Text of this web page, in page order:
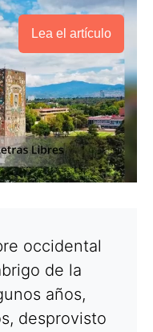
Lea el artículo
occidental
de la
años,
desprovisto